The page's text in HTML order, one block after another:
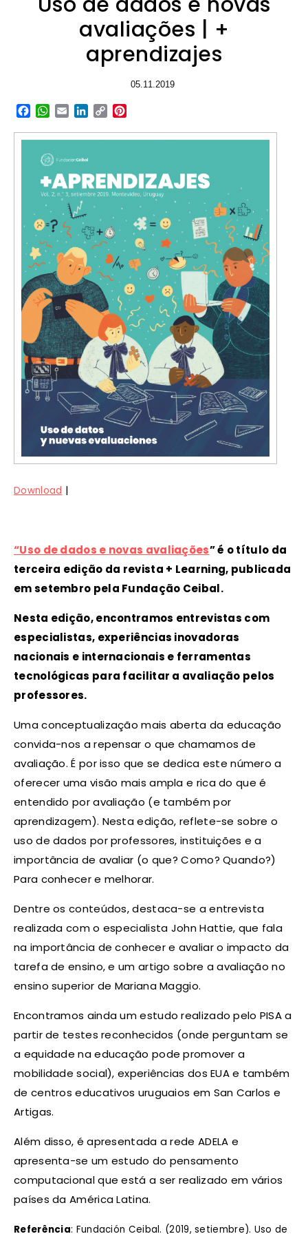
avaliações | +
aprendizajes
05.11.2019
Facebook
WhatsApp
EmailLinkedIn
Copy
Download |
“Uso de dados e novas avaliações” é o título da
terceira edição da revista + Learning, publicada
em setembro pela Fundação Ceibal.
Nesta edição, encontramos entrevistas com
especialistas, experiências inovadoras
nacionais e internacionais e ferramentas
tecnológicas para facilitar a avaliação pelos
professores.
Uma conceptualização mais aberta da educação
convida-nos a repensar o que chamamos de
avaliação. É por isso que se dedica este número a
oferecer uma visão mais ampla e rica do que é
entendido por avaliação (e também por
aprendizagem). Nesta edição, reflete-se sobre o
uso de dados por professores, instituições e a
importância de avaliar (o que? Como? Quando?)
Para conhecer e melhorar.
Dentre os conteúdos, destaca-se a entrevista
realizada com o especialista John Hattie, que fala
na importância de conhecer e avaliar o impacto da
tarefa de ensino, e um artigo sobre a avaliação no
ensino superior de Mariana Maggio.
Encontramos ainda um estudo realizado pelo PISA a
partir de testes reconhecidos (onde perguntam se
a equidade na educação pode promover a
mobilidade social), experiências dos EUA e também
de centros educativos uruguaios em San Carlos e
Artigas.
Além disso, é apresentada a rede ADELA e
apresenta-se um estudo do pensamento
computacional que está a ser realizado em vários
países da América Latina.
Referência: Fundación Ceibal. (2019, setiembre). Uso de